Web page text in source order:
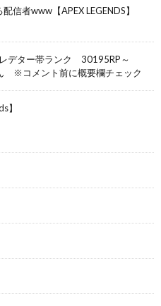
信者www【APEX LEGENDS】
レデター帯ランク 30195RP～
※コメント前に概要欄チェック
】